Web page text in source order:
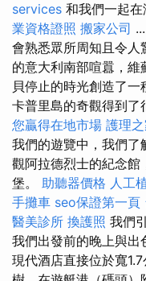
services 和我們一起
業資格證照 搬家公司 ...
會熟悉眾所周知且令
的意大利南部喧囂，
貝停止的時光創造了
卡普里島的奇觀得到了
您贏得在地市場 護理
我們的遊覽中，我們了
觀阿拉德烈士的紀念館
堡。 助聽器價格 人工
手攤車 seo保證第一頁
醫美診所 換護照 我們
我們出發前的晚上與出
現代酒店直接位於寬